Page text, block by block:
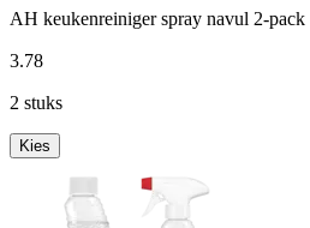
AH keukenreiniger spray navul 2-pack
3.78
2 stuks
Kies